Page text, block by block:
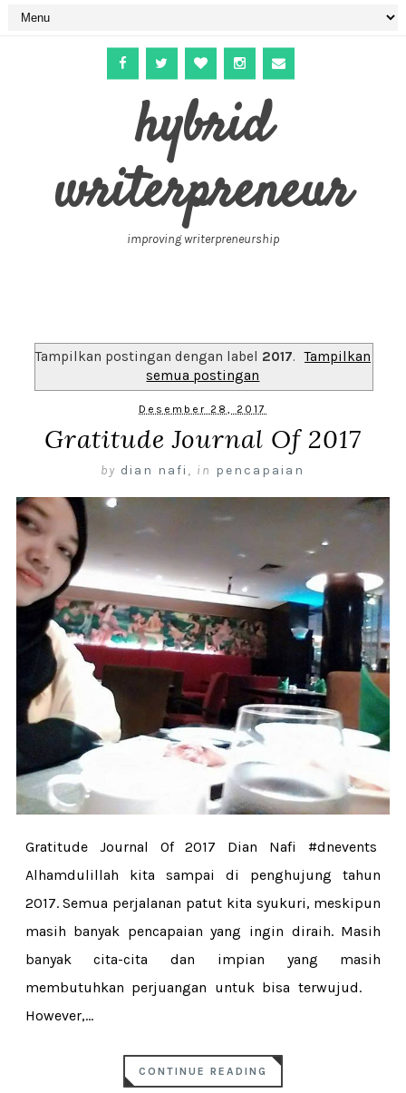
hybrid
writerpreneur
improving writerpreneurship
Tampilkan postingan dengan label 2017.
Tampilkan
semua postingan
Desember 28, 2017
Gratitude Journal Of 2017
by dian nafi , in pencapaian
Gratitude Journal Of 2017 Dian Nafi #dnevents
Alhamdulillah kita sampai di penghujung tahun
2017. Semua perjalanan patut kita syukuri, meskipun
masih banyak pencapaian yang ingin diraih. Masih
banyak cita-cita dan impian yang masih
membutuhkan perjuangan untuk bisa terwujud.
However,...
CONTINUE READING